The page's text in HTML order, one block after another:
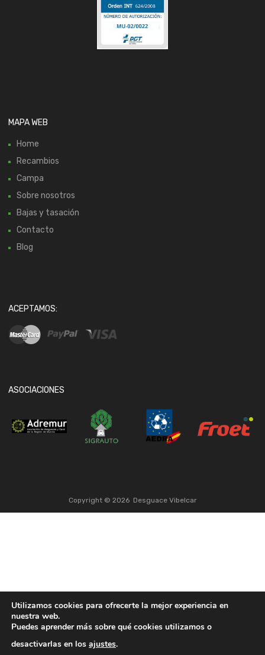
MAPA WEB
Home
Recambios
Campa
Sobre nosotros
Bajas y tasación
Contacto
Blog
ACEPTAMOS:
ASOCIACIONES
Copyright © 2026 Desguace Vibelcar
Utilizamos cookies para ofrecerte la mejor experiencia en
nuestra web.
Puedes aprender más sobre qué cookies utilizamos o
desactivarlas en los ajustes.